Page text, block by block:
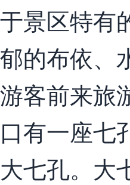
于景区特有
郁的布依、
游客前来旅
口有一座七
大七孔。大